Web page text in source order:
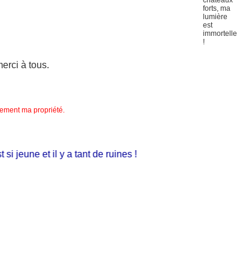
à tous.
ma propriété.
jeune et il y a tant de ruines !